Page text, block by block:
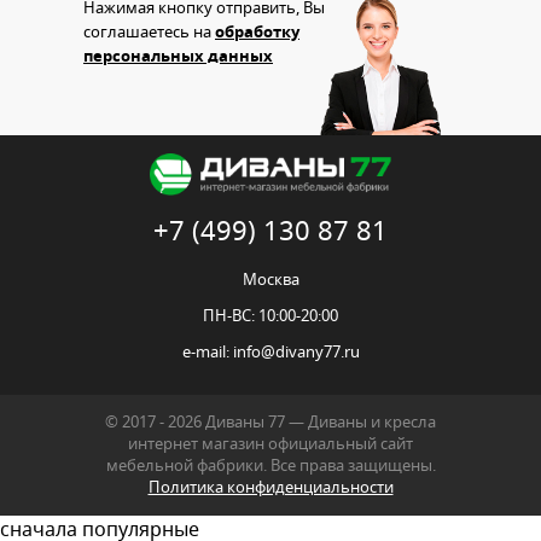
Нажимая кнопку отправить, Вы
соглашаетесь наобработку
персональных данных
+7 (499) 130 87 81
Москва
ПН-ВС: 10:00-20:00
e-mail: info@divany77.ru
© 2017 - 2026 Диваны 77 — Диваны и кресла
интернет магазин официальный сайт
мебельной фабрики. Все права защищены.
Политика конфиденциальности